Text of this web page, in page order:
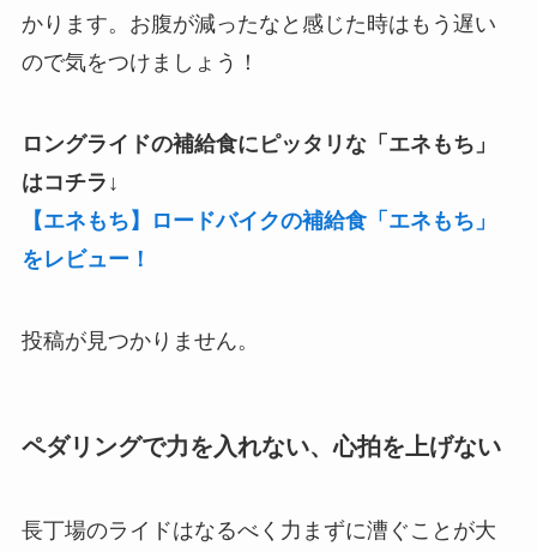
かります。お腹が減ったなと感じた時はもう遅い
ので気をつけましょう！
ロングライドの補給食にピッタリな「エネもち」
はコチラ↓
【エネもち】ロードバイクの補給食「エネもち」
をレビュー！
投稿が見つかりません。
ペダリングで力を入れない、心拍を上げない
長丁場のライドはなるべく 力まずに漕ぐことが大